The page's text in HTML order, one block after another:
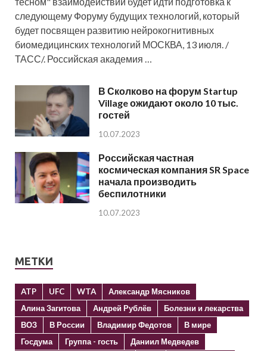
следующему Форуму будущих технологий, который
будет посвящен развитию нейрокогнитивных
биомедицинских технологий МОСКВА, 13 июля. /
ТАСС/. Российская академия …
В Сколково на форум Startup
Village ожидают около 10 тыс.
гостей
10.07.2023
Российская частная
космическая компания SR Space
начала производить
беспилотники
10.07.2023
МЕТКИ
ATP UFC WTA
Александр Мясников
Алина Загитова
Андрей Рублёв
Болезни и лекарства
ВОЗ
В России Владимир Федотов
В мире
Госдума
Группа - гость
Даниил Медведев